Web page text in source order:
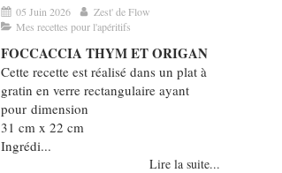
05 Juin 2026
Zest' de Flow
Mes recettes pour l'apéritifs
FOCCACCIA THYM ET ORIGAN
Cette recette est réalisé dans un plat à
gratin en verre rectangulaire ayant
pour dimension
31 cm x 22 cm
Ingrédi...
Lire la suite...